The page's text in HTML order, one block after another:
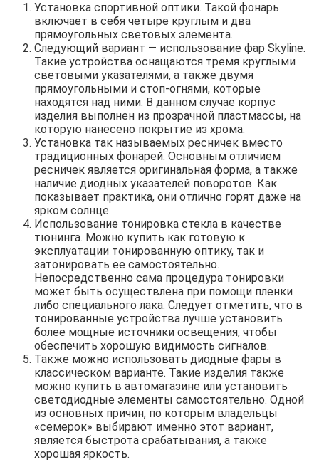
Установка спортивной оптики. Такой фонарь
включает в себя четыре круглым и два
прямоугольных световых элемента.
Следующий вариант — использование фар Skyline.
Такие устройства оснащаются тремя круглыми
световыми указателями, а также двумя
прямоугольными и стоп-огнями, которые
находятся над ними. В данном случае корпус
изделия выполнен из прозрачной пластмассы, на
которую нанесено покрытие из хрома.
Установка так называемых ресничек вместо
традиционных фонарей. Основным отличием
ресничек является оригинальная форма, а также
наличие диодных указателей поворотов. Как
показывает практика, они отлично горят даже на
ярком солнце.
Использование тонировка стекла в качестве
тюнинга. Можно купить как готовую к
эксплуатации тонированную оптику, так и
затонировать ее самостоятельно.
Непосредственно сама процедура тонировки
может быть осуществлена при помощи пленки
либо специального лака. Следует отметить, что в
тонированные устройства лучше установить
более мощные источники освещения, чтобы
обеспечить хорошую видимость сигналов.
Также можно использовать диодные фары в
классическом варианте. Такие изделия также
можно купить в автомагазине или установить
светодиодные элементы самостоятельно. Одной
из основных причин, по которым владельцы
«семерок» выбирают именно этот вариант,
является быстрота срабатывания, а также
хорошая яркость.